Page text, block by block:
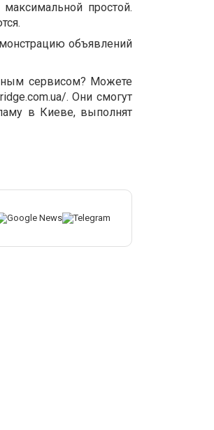
простой.
объявлений
сервисом? Можете
. Они смогут
в Киеве, выполнят